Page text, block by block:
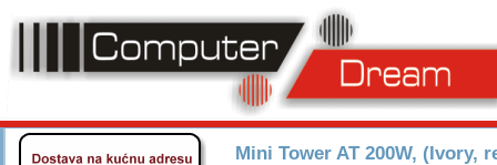
Mini Tower AT 200W, (Ivory,